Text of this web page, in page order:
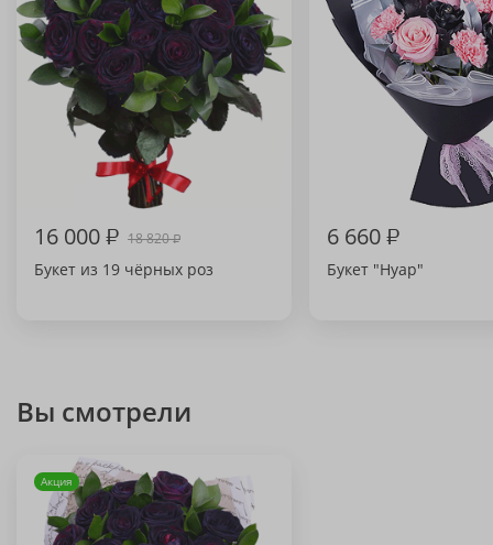
16 000₽ 18 820₽
Букет из 19 чёрных роз
6 660₽
Букет "Нуар"
Вы смотрели
Акция